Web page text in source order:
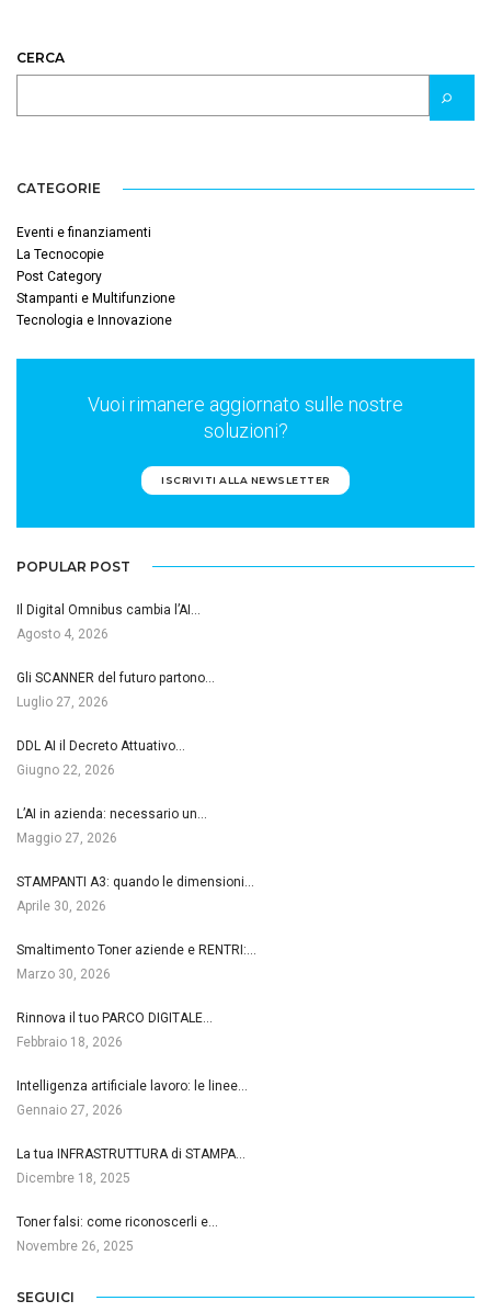
CERCA
CATEGORIE
Eventi e finanziamenti
La Tecnocopie
Post Category
Stampanti e Multifunzione
Tecnologia e Innovazione
Vuoi rimanere aggiornato sulle nostre
soluzioni?
ISCRIVITI ALLA NEWSLETTER
POPULAR POST
Il Digital Omnibus cambia l’AI…
Agosto 4, 2026
Gli SCANNER del futuro partono…
Luglio 27, 2026
DDL AI il Decreto Attuativo…
Giugno 22, 2026
L’AI in azienda: necessario un…
Maggio 27, 2026
STAMPANTI A3: quando le dimensioni…
Aprile 30, 2026
Smaltimento Toner aziende e RENTRI:…
Marzo 30, 2026
Rinnova il tuo PARCO DIGITALE…
Febbraio 18, 2026
Intelligenza artificiale lavoro: le linee…
Gennaio 27, 2026
La tua INFRASTRUTTURA di STAMPA…
Dicembre 18, 2025
Toner falsi: come riconoscerli e…
Novembre 26, 2025
SEGUICI